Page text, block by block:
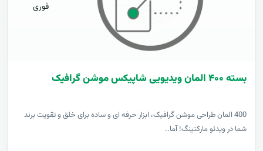
فوری
بسته ۴۰۰ المان ویدیویی شاپیکس موشن گرافیک
400 المان طراحی موشن گرافیک، ابزار حرفه ای و ساده برای خلق و تقویت برند
شما در ویدئو مارکتینگ! آما..